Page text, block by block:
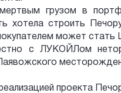
грузом в
хотела строить
может стать
с ЛУКОЙЛом
проекта